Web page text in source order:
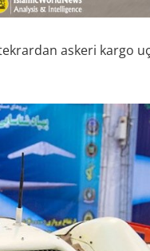
askeri kargo